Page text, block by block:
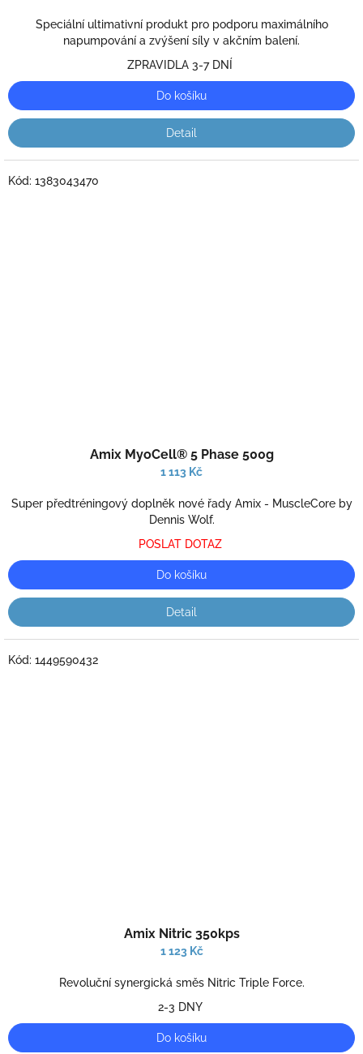
5,0
z
hvězdiček.
Speciální ultimativní produkt pro podporu maximálního
napumpování a zvýšení síly v akčním balení.
ZPRAVIDLA 3-7 DNÍ
Do košíku
Detail
Amix MyoCell® 5 Phase 500g
1 113 Kč
Super předtréningový doplněk nové řady Amix - MuscleCore by
Dennis Wolf.
POSLAT DOTAZ
Do košíku
Detail
Kód: 1383043470
hodnocení
produktu
4,0
5
hvězdiček.
Amix Nitric 350kps
1 123 Kč
Revoluční synergická směs Nitric Triple Force.
2-3 DNY
Do košíku
Kód: 1449590432